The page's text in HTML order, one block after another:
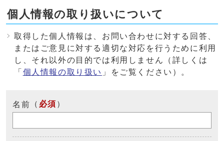
個人情報の取り扱いについて
取得した個人情報は、お問い合わせに対する回答、
またはご意見に対する適切な対応を行うために利用
し、それ以外の目的では利用しません（詳しくは
「 個人情報の取り扱い 」をご覧ください）。
名前 （ 必須 ）